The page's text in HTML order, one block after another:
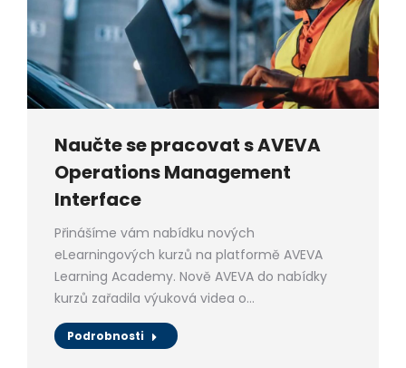
Naučte se pracovat s AVEVA
Operations Management
Interface
Přinášíme vám nabídku nových
eLearningových kurzů na platformě AVEVA
Learning Academy. Nově AVEVA do nabídky
kurzů zařadila výuková videa o…
Podrobnosti